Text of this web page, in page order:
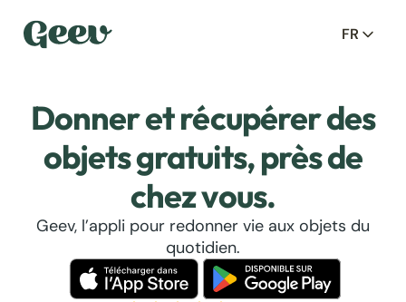
FR
Donner et récupérer des
objets gratuits, près de
chez vous.
Geev, l’appli pour redonner vie aux objets du
quotidien.